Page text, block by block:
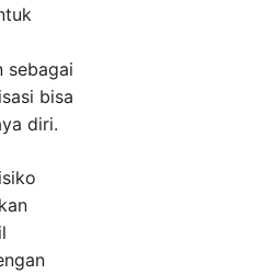
sebagai
bisa
diri.